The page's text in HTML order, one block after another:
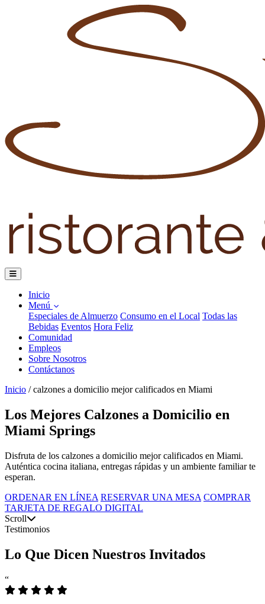
Inicio
Menú
Especiales de Almuerzo Consumo en el Local Todas las
Bebidas Eventos Hora Feliz
Comunidad
Empleos
Sobre Nosotros
Contáctanos
Inicio / calzones a domicilio mejor calificados en Miami
Los Mejores Calzones a Domicilio en
Miami Springs
Disfruta de los calzones a domicilio mejor calificados en Miami.
Auténtica cocina italiana, entregas rápidas y un ambiente familiar te
esperan.
ORDENAR EN LÍNEA RESERVAR UNA MESA COMPRAR
TARJETA DE REGALO DIGITAL
Scroll
Testimonios
Lo Que Dicen Nuestros Invitados
“